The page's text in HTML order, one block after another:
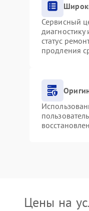
Сервисный
статус
продления
Цены на